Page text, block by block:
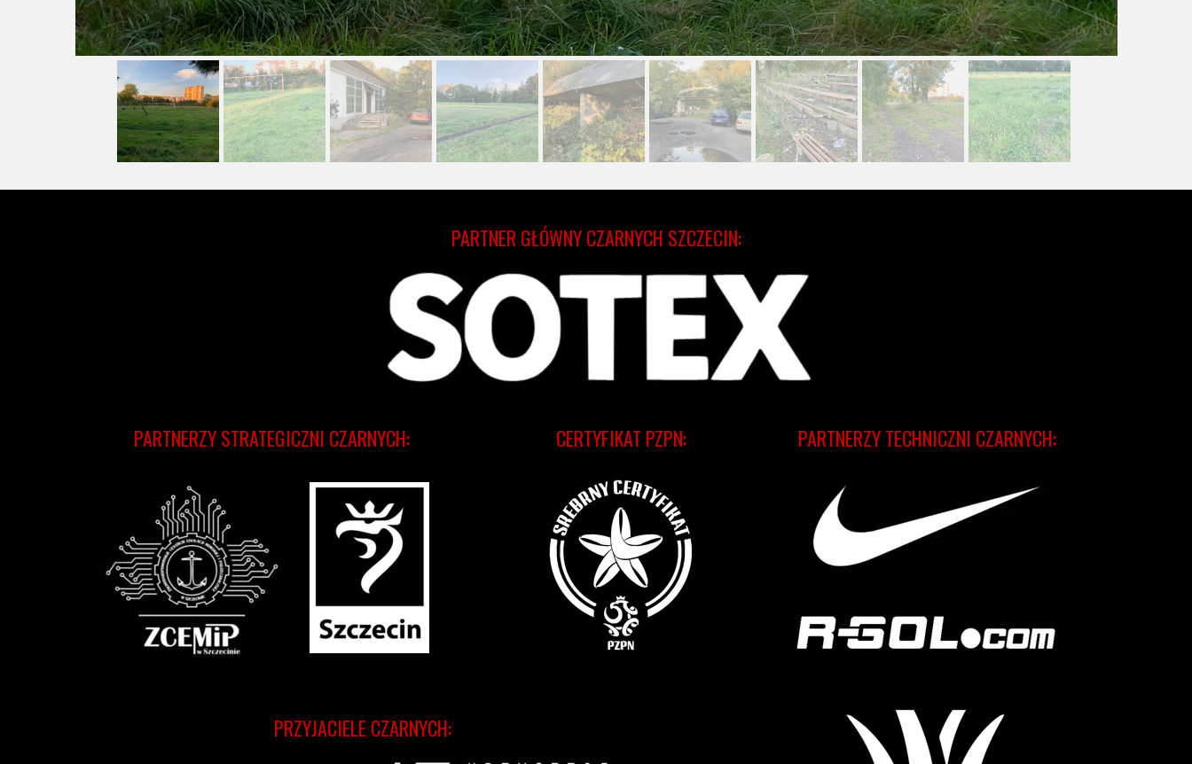
CERTYFIKAT PZPN:
PRZYJACIELE CZARNYCH:
PARTNERZY TECHNICZNI CZARNYCH:
PARTNERZY STRATEGICZNI CZARNYCH:
PARTNER GŁÓWNY CZARNYCH SZCZECIN: